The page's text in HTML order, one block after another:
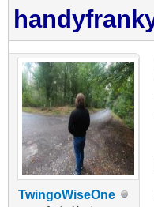
TwingoWiseOne